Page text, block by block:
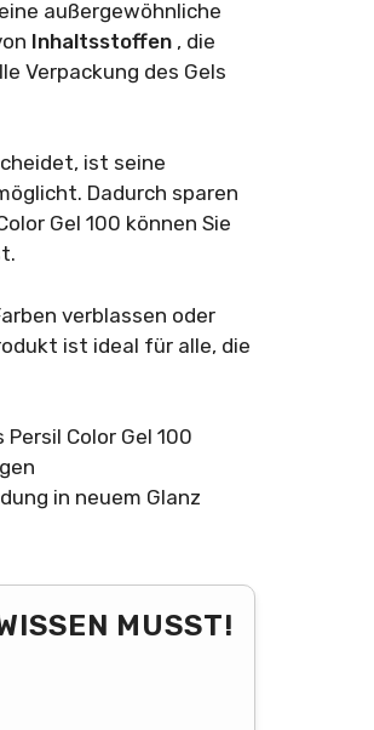
außergewöhnliche
Inhaltsstoffen , die
Verpackung des Gels
ist seine
Dadurch sparen
Gel 100 können Sie
verblassen oder
ist ideal für alle, die
Color Gel 100
in neuem Glanz
MUSST!